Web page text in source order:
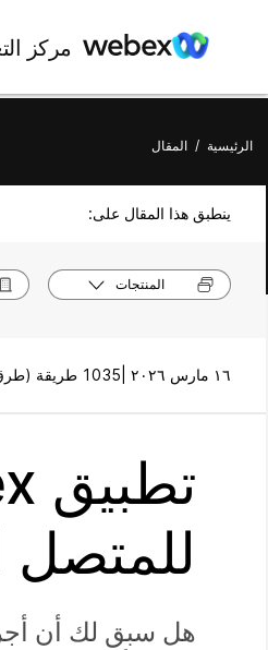
مركز
الرئيسية / المقال
ينطبق هذا المقال على:
المنتجات
١٦ مارس ٢٠٢٦ | 1035 طريقة (طرق) العرض |
للمتصل
هل سبق لك أن